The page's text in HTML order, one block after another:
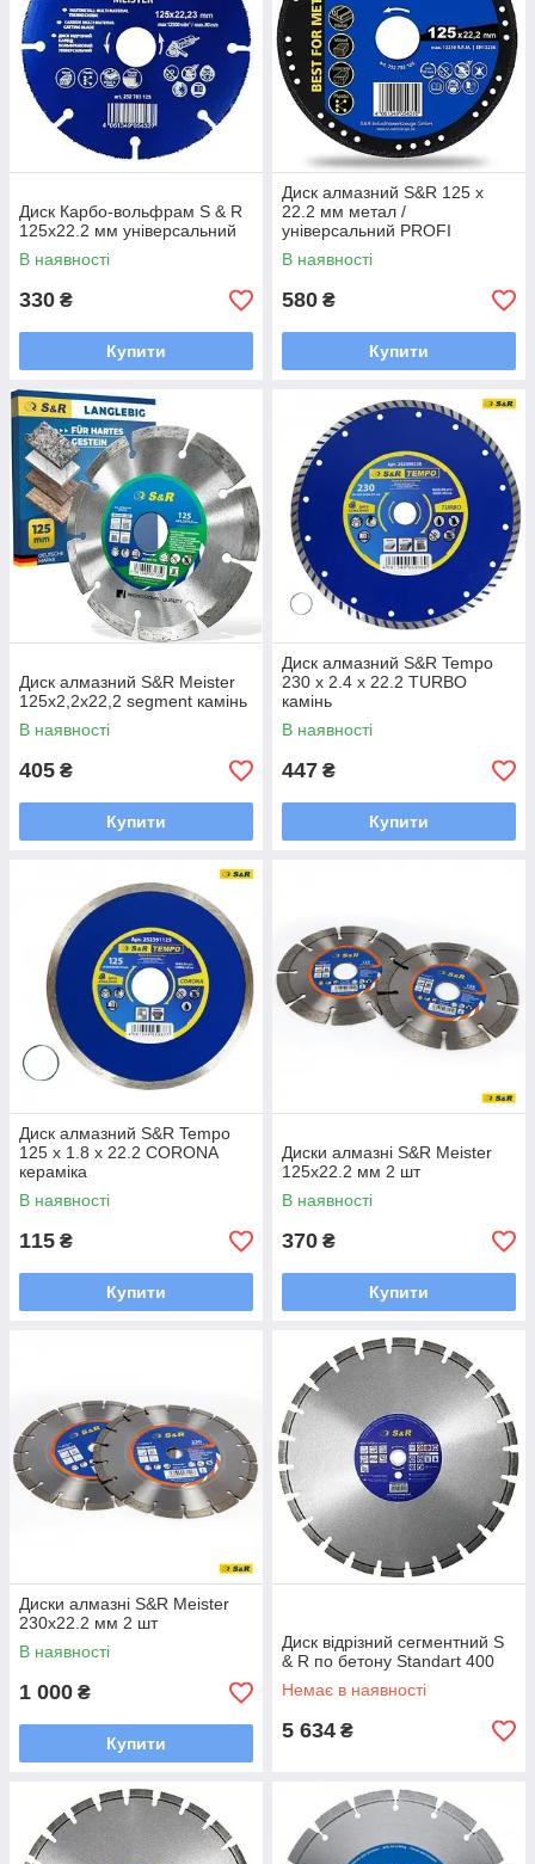
Диск Карбо-вольфрам S & R
125x22.2 мм універсальний
В наявності
330 ₴
Купити
Диск алмазний S&R 125 x
22.2 мм метал /
універсальний PROFI
В наявності
580 ₴
Купити
Диск алмазний S&R Meister
125x2,2x22,2 segment камінь
В наявності
405 ₴
Купити
Диск алмазний S&R Tempo
230 x 2.4 x 22.2 TURBO
камінь
В наявності
447 ₴
Купити
Диск алмазний S&R Tempo
125 x 1.8 x 22.2 CORONA
кераміка
В наявності
115 ₴
Купити
Диски алмазні S&R Meister
125х22.2 мм 2 шт
В наявності
370 ₴
Купити
Диски алмазні S&R Meister
230х22.2 мм 2 шт
В наявності
1 000 ₴
Купити
Диск відрізний сегментний S
& R по бетону Standart 400
Немає в наявності
5 634 ₴